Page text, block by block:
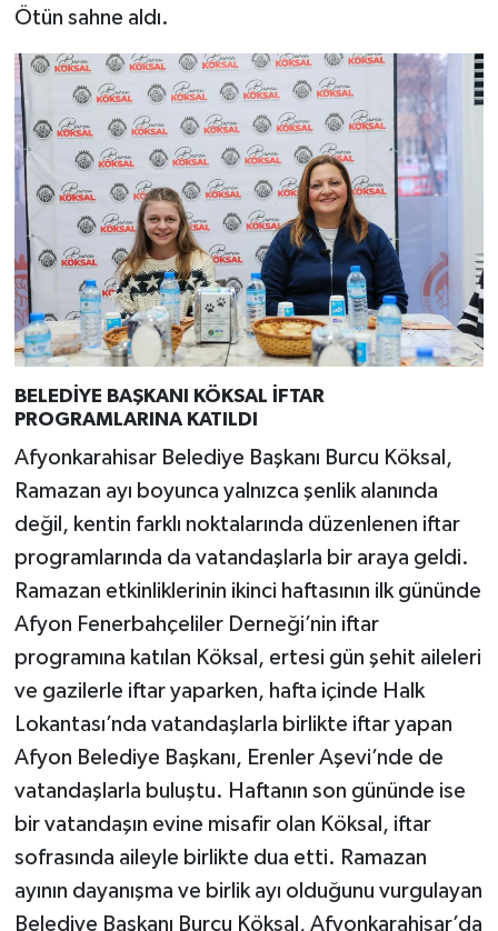
Ötün sahne aldı.
BELEDİYE BAŞKANI KÖKSAL İFTAR
PROGRAMLARINA KATILDI
Afyonkarahisar Belediye Başkanı Burcu Köksal,
Ramazan ayı boyunca yalnızca şenlik alanında
değil, kentin farklı noktalarında düzenlenen iftar
programlarında da vatandaşlarla bir araya geldi.
Ramazan etkinliklerinin ikinci haftasının ilk gününde
Afyon Fenerbahçeliler Derneği’nin iftar
programına katılan Köksal, ertesi gün şehit aileleri
ve gazilerle iftar yaparken, hafta içinde Halk
Lokantası’nda vatandaşlarla birlikte iftar yapan
Afyon Belediye Başkanı, Erenler Aşevi’nde de
vatandaşlarla buluştu. Haftanın son gününde ise
bir vatandaşın evine misafir olan Köksal, iftar
sofrasında aileyle birlikte dua etti. Ramazan
ayının dayanışma ve birlik ayı olduğunu vurgulayan
Belediye Başkanı Burcu Köksal, Afyonkarahisar’da